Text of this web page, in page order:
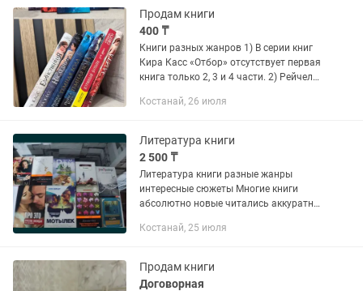
Продам книги
400 ₸
Книги разных жанров 1) В серии книг
Кира Касс «Отбор» отсутствует первая
книга только 2, 3 и 4 части. 2) Рейчел
Куриный бульон
Костанай, 26 июля
Литература книги
2 500 ₸
Литература книги разные жанры
интересные сюжеты Многие книги
абсолютно новые читались аккуратно
современные фэнтези литература
Костанай, 25 июля
Продам книги
Договорная